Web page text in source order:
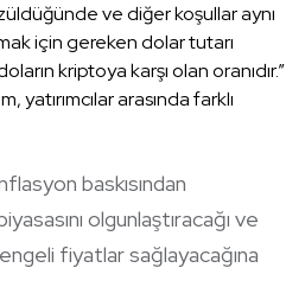
ve diğer koşullar aynı
için gereken dolar tutarı
kriptoya karşı olan oranıdır.”
yatırımcılar arasında farklı
baskısından
olgunlaştıracağı ve
fiyatlar sağlayacağına